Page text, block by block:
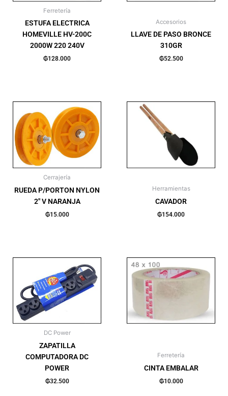
Ferretería
ESTUFA ELECTRICA
HOMEVILLE HV-200C
2000W 220 240V
₲128.000
Accesorios
LLAVE DE PASO BRONCE
310GR
₲52.500
Cerrajería
RUEDA P/PORTON NYLON
2″ V NARANJA
₲15.000
Herramientas
CAVADOR
₲154.000
DC Power
ZAPATILLA
COMPUTADORA DC
POWER
₲32.500
Ferretería
CINTA EMBALAR
₲10.000